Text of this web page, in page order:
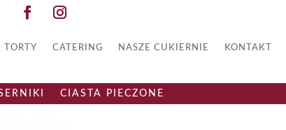
TORTY CATERING NASZE CUKIERNIE KONTAKT
CIASTA PIECZONE